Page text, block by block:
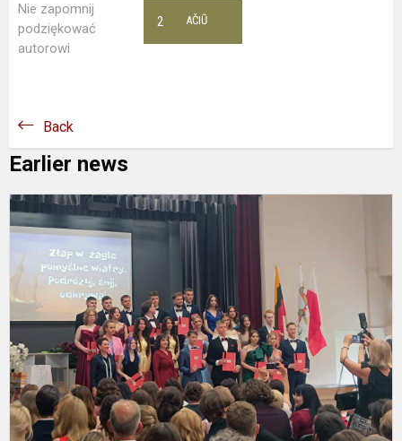
Nie zapomnij
podziękować
autorowi
AČIŪ
2
Back
Earlier news